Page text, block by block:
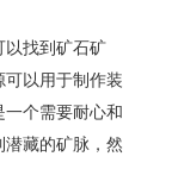
以找到矿石矿
以用于制作装
个需要耐心和
藏的矿脉，然